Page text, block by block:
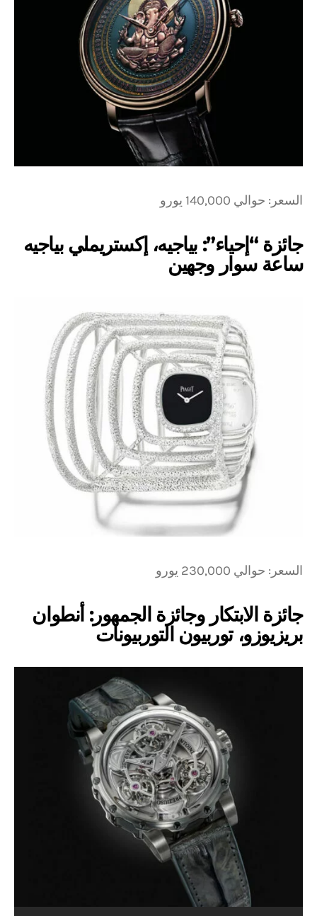
السعر: حوالي 140,000 يورو
جائزة “إحياء”: بياجيه، إكستريملي بياجيه
ساعة سوار وجهين
السعر: حوالي 230,000 يورو
جائزة الابتكار وجائزة الجمهور: أنطوان
بريزيوزو، توربيون التوربيونات